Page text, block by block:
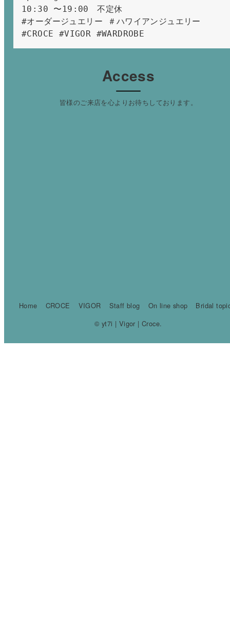
10:30 〜19:00　不定休
#オーダージュエリー ＃ハワイアンジュエリー
#CROCE #VIGOR #WARDROBE
Access
皆様のご来店を心よりお待ちしております。
Home CROCE VIGOR Staff blog On line shop
Bridal
© yt7i | Vigor | Croce.